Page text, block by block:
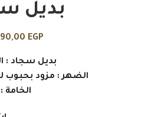
بديل
EGP
بديل سجاد :
الضهر : مزود بحبوب